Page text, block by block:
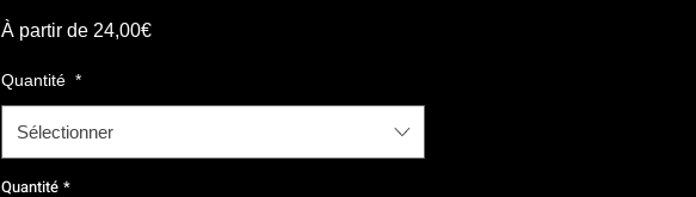
À partir de 24,00€Prix
Quantité *
Sélectionner
Quantité *